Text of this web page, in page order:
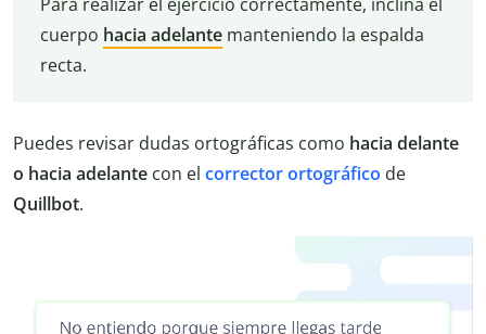
cuerpo hacia adelantemanteniendo la espalda
recta.
Puedes revisar dudas ortográficas como hacia delante
o hacia adelante con el corrector ortográfico de
Quillbot.